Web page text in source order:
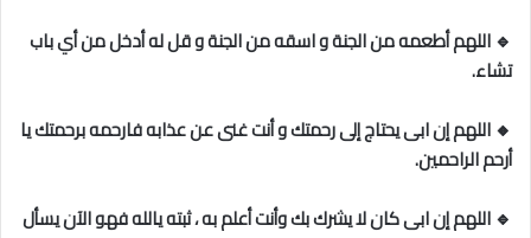
🔹 اللهم أطعمه من الجنة و اسقه من الجنة و قل له أدخل من أي باب
تشاء.
🔸 اللهم إن ابى يحتاج إلى رحمتك و أنت غنى عن عذابه فارحمه برحمتك يا
أرحم الراحمين.
🔹اللهم إن ابى كان لا يشرك بك وأنت أعلم به ، ثبته يالله فهو الآن يسأل